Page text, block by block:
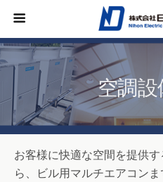
空調
お客様に快適な空間を提供
ら、ビル用マルチエアコン